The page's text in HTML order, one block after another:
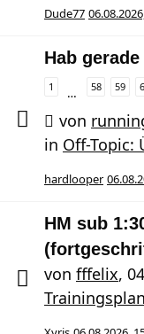
Dude77
Hab
1 … 58 59
von
in Off-Topic:
hardlooper
HM sub
von fffelix,